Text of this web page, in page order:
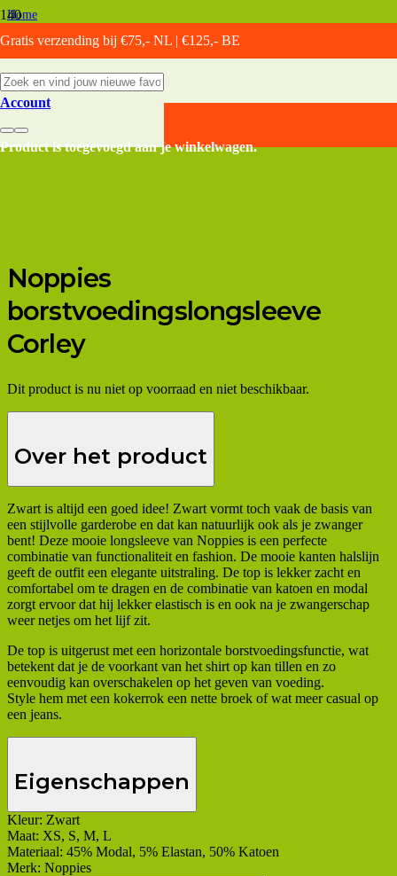
Gratis verzending bij €75,- NL | €125,- BE
Account
Productis toegevoegd aan je winkelwagen.
Home
Voedingskleding
/
Voedingsshirt lange mouwen
/
Noppies borstvoedingslongsleeve Corley
Noppies
borstvoedingslongsleeve
Corley
Dit product is nu niet op voorraad en niet beschikbaar.
Over het product
Zwart is altijd een goed idee! Zwart vormt toch vaak de basis van
een stijlvolle garderobe en dat kan natuurlijk ook als je zwanger
bent! Deze mooie longsleeve van Noppies is een perfecte
combinatie van functionaliteit en fashion. De mooie kanten halslijn
geeft de outfit een elegante uitstraling. De top is lekker zacht en
comfortabel om te dragen en de combinatie van katoen en modal
zorgt ervoor dat hij lekker elastisch is en ook na je zwangerschap
weer netjes om het lijf zit.
De top is uitgerust met een horizontale borstvoedingsfunctie, wat
betekent dat je de voorkant van het shirt op kan tillen en zo
eenvoudig kan overschakelen op het geven van voeding.
Style hem met een kokerrok een nette broek of wat meer casual op
een jeans.
Eigenschappen
Kleur: Zwart
Maat: XS, S, M, L
Materiaal: 45% Modal, 5% Elastan, 50% Katoen
Merk: Noppies